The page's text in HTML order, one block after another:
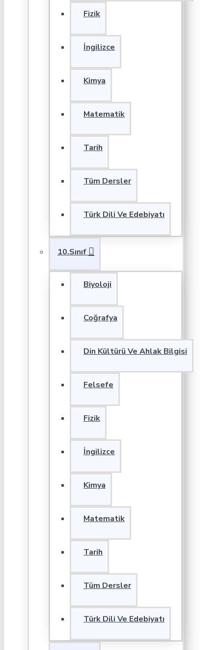
Fizik
İngilizce
Kimya
Matematik
Tarih
Tüm Dersler
Türk Dili Ve Edebiyatı
10.Sınıf
Biyoloji
Coğrafya
Din Kültürü Ve Ahlak Bilgisi
Felsefe
Fizik
İngilizce
Kimya
Matematik
Tarih
Tüm Dersler
Türk Dili Ve Edebiyatı